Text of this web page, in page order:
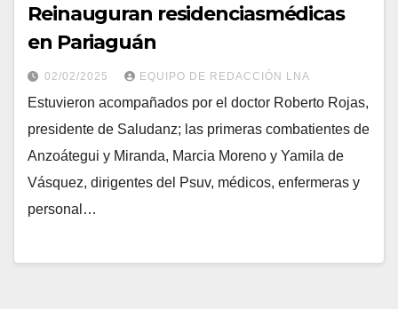
Reinauguran residenciasmédicas
en Pariaguán
02/02/2025 EQUIPO DE REDACCIÓN LNA
Estuvieron acompañados por el doctor Roberto Rojas,
presidente de Saludanz; las primeras combatientes de
Anzoátegui y Miranda, Marcia Moreno y Yamila de
Vásquez, dirigentes del Psuv, médicos, enfermeras y
personal…